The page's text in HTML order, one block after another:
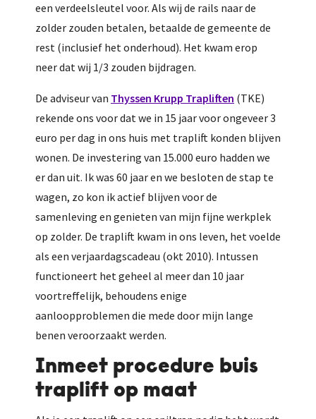
een verdeelsleutel voor. Als wij de rails naar de
zolder zouden betalen, betaalde de gemeente de
rest (inclusief het onderhoud). Het kwam erop
neer dat wij 1/3 zouden bijdragen.
De adviseur van Thyssen Krupp Trapliften (TKE)
rekende ons voor dat we in 15 jaar voor ongeveer 3
euro per dag in ons huis met traplift konden blijven
wonen. De investering van 15.000 euro hadden we
er dan uit. Ik was 60 jaar en we besloten de stap te
wagen, zo kon ik actief blijven voor de
samenleving en genieten van mijn fijne werkplek
op zolder. De traplift kwam in ons leven, het voelde
als een verjaardagscadeau (okt 2010). Intussen
functioneert het geheel al meer dan 10 jaar
voortreffelijk, behoudens enige
aanloopproblemen die mede door mijn lange
benen veroorzaakt werden.
Inmeet procedure buis
traplift op maat